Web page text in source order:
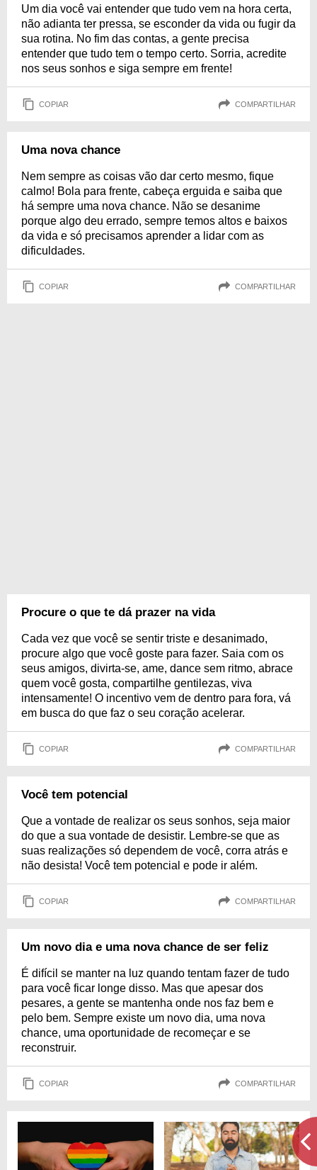
Um dia você vai entender que tudo vem na hora certa,
não adianta ter pressa, se esconder da vida ou fugir da
sua rotina. No fim das contas, a gente precisa
entender que tudo tem o tempo certo. Sorria, acredite
nos seus sonhos e siga sempre em frente!
COPIAR COMPARTILHAR
Uma nova chance
Nem sempre as coisas vão dar certo mesmo, fique
calmo! Bola para frente, cabeça erguida e saiba que
há sempre uma nova chance. Não se desanime
porque algo deu errado, sempre temos altos e baixos
da vida e só precisamos aprender a lidar com as
dificuldades.
COPIAR COMPARTILHAR
Procure o que te dá prazer na vida
Cada vez que você se sentir triste e desanimado,
procure algo que você goste para fazer. Saia com os
seus amigos, divirta-se, ame, dance sem ritmo, abrace
quem você gosta, compartilhe gentilezas, viva
intensamente! O incentivo vem de dentro para fora, vá
em busca do que faz o seu coração acelerar.
COPIAR COMPARTILHAR
Você tem potencial
Que a vontade de realizar os seus sonhos, seja maior
do que a sua vontade de desistir. Lembre-se que as
suas realizações só dependem de você, corra atrás e
não desista! Você tem potencial e pode ir além.
COPIAR COMPARTILHAR
Um novo dia e uma nova chance de ser feliz
É difícil se manter na luz quando tentam fazer de tudo
para você ficar longe disso. Mas que apesar dos
pesares, a gente se mantenha onde nos faz bem e
pelo bem. Sempre existe um novo dia, uma nova
chance, uma oportunidade de recomeçar e se
reconstruir.
COPIAR COMPARTILHAR